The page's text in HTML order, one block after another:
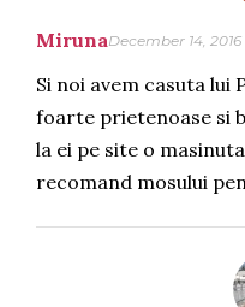
MirunaDecember 14,
Si noi avem casuta lui
foarte prietenoase si
la ei pe site o
recomand mosului